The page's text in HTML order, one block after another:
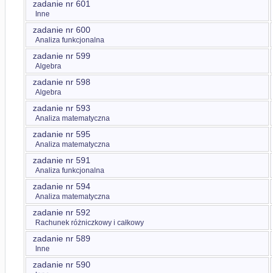
zadanie nr 601
Inne
zadanie nr 600
Analiza funkcjonalna
zadanie nr 599
Algebra
zadanie nr 598
Algebra
zadanie nr 593
Analiza matematyczna
zadanie nr 595
Analiza matematyczna
zadanie nr 591
Analiza funkcjonalna
zadanie nr 594
Analiza matematyczna
zadanie nr 592
Rachunek różniczkowy i całkowy
zadanie nr 589
Inne
zadanie nr 590